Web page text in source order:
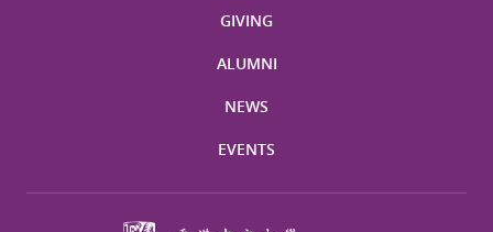
GIVING
ALUMNI
NEWS
EVENTS